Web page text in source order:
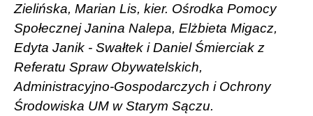
Zielińska, Marian Lis, kier. Ośrodka Pomocy
Społecznej Janina Nalepa, Elżbieta Migacz,
Edyta Janik - Swałtek i Daniel Śmierciak z
Referatu Spraw Obywatelskich,
Administracyjno-Gospodarczych i Ochrony
Środowiska UM w Starym Sączu.